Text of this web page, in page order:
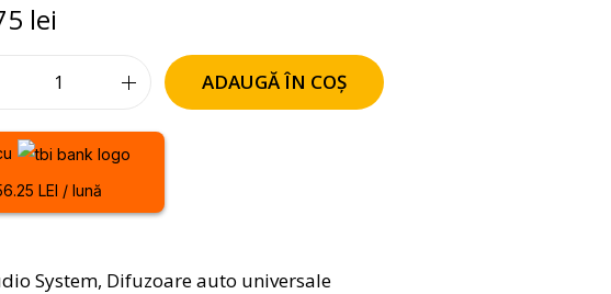
lei
ADAUGĂ ÎN COȘ
LEI / lună
System, Difuzoare auto universale